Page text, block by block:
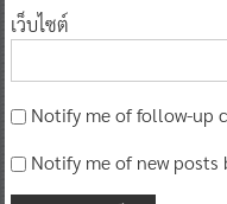
เว็บไซต์
Notify me of follow-up
Notify me of new posts